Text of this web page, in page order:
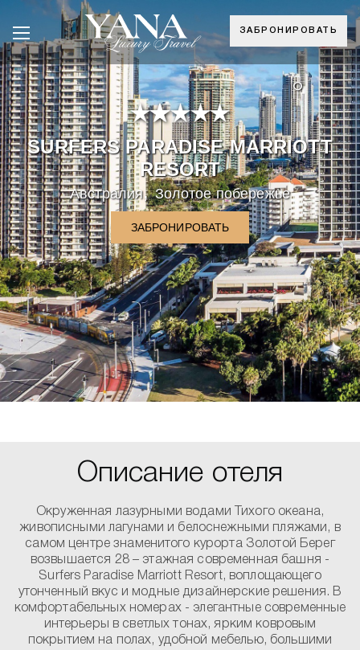
ЗАБРОНИРОВАТЬ
°
SURFERS PARADISE MARRIOTT
RESORT
Австралия,Золотое побережье
ЗАБРОНИРОВАТЬ
Описание отеля
Окруженная лазурными водами Тихого океана,
живописными лагунами и белоснежными пляжами, в
самом центре знаменитого курорта Золотой Берег
возвышается 28 – этажная современная башня -
Surfers Paradise Marriott Resort, воплощающего
утонченный вкус и модные дизайнерские решения. В
комфортабельных номерах - элегантные современные
интерьеры в светлых тонах, ярким ковровым
покрытием на полах, удобной мебелью, большими